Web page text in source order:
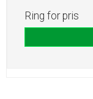
Ring for pris